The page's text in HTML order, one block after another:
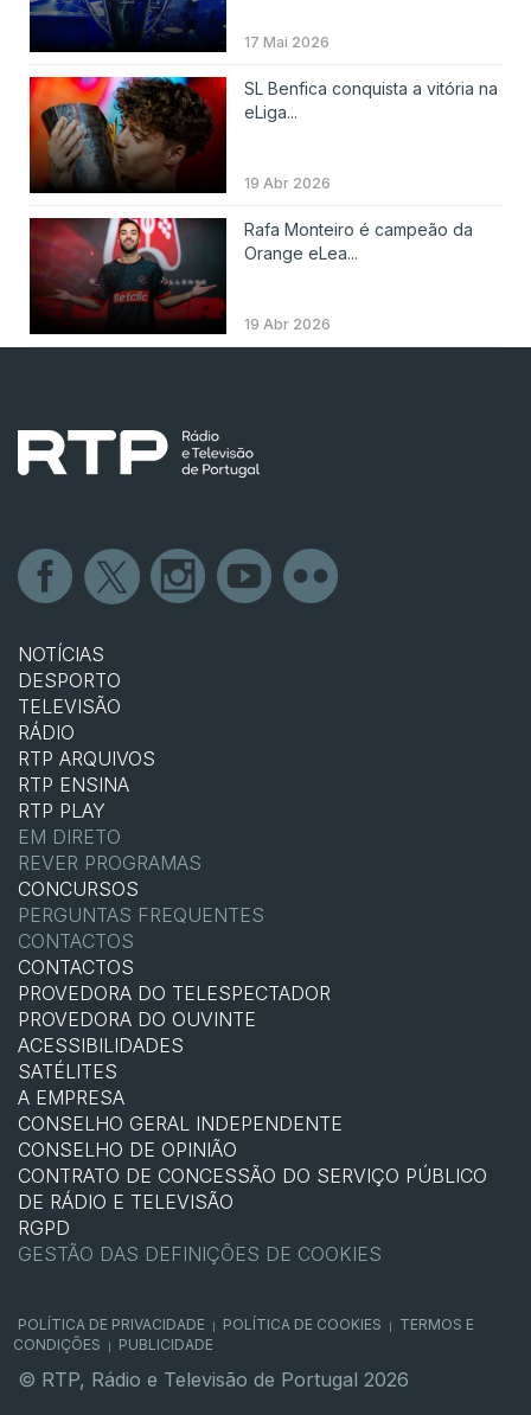
17 Mai 2026
SL Benfica conquista a vitória na
eLiga...
19 Abr 2026
Rafa Monteiro é campeão da
Orange eLea...
19 Abr 2026
NOTÍCIAS
DESPORTO
TELEVISÃO
RÁDIO
RTP ARQUIVOS
RTP ENSINA
RTP PLAY
EM DIRETO
REVER PROGRAMAS
CONCURSOS
PERGUNTAS FREQUENTES
CONTACTOS
CONTACTOS
PROVEDORA DO TELESPECTADOR
PROVEDORA DO OUVINTE
ACESSIBILIDADES
SATÉLITES
A EMPRESA
CONSELHO GERAL INDEPENDENTE
CONSELHO DE OPINIÃO
CONTRATO DE CONCESSÃO DO SERVIÇO PÚBLICO
DE RÁDIO E TELEVISÃO
RGPD
GESTÃO DAS DEFINIÇÕES DE COOKIES
POLÍTICA DE PRIVACIDADE POLÍTICA DE COOKIES
TERMOS E
CONDIÇÕES
PUBLICIDADE
© RTP, Rádio e Televisão de Portugal 2026